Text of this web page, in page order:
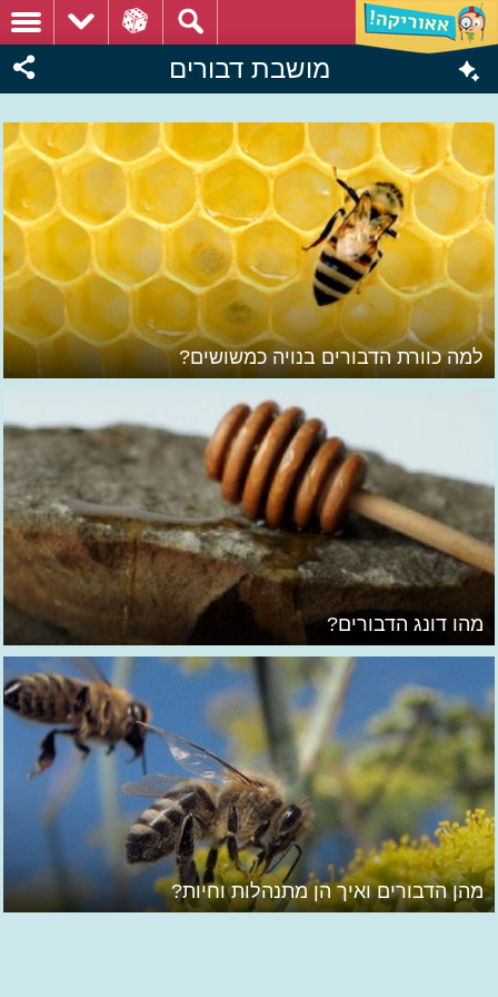
מושבת דבורים
למה כוורת הדבורים בנויה כמשושים?
מהו דונג הדבורים?
מהן הדבורים ואיך הן מתנהלות וחיות?